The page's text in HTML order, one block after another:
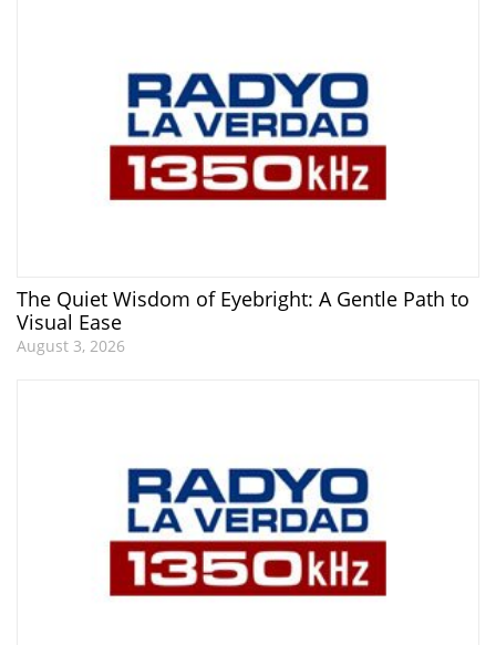
The Quiet Wisdom of Eyebright: A Gentle Path to
Visual Ease
August 3, 2026